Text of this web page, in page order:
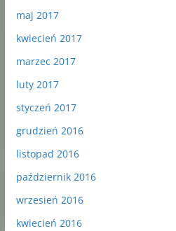
maj 2017
kwiecień 2017
marzec 2017
luty 2017
styczeń 2017
grudzień 2016
listopad 2016
październik 2016
wrzesień 2016
kwiecień 2016